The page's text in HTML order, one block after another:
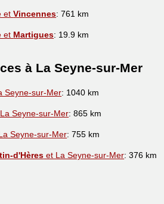
etVincennes: 761 km
et Martigues: 19.9 km
à La Seyne-sur-Mer
Seyne-sur-Mer: 1040 km
Seyne-sur-Mer: 865 km
Seyne-sur-Mer: 755 km
d'Hères et La Seyne-sur-Mer: 376 km